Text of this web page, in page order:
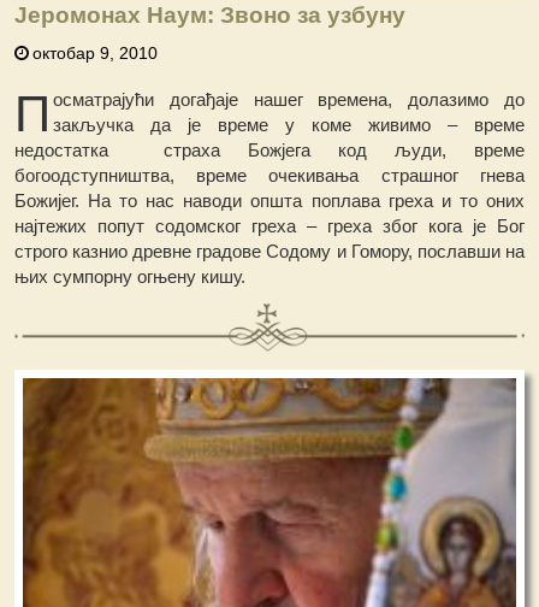
Јеромонах Наум: Звоно за узбуну
октобар 9, 2010
П осматрајући догађаје нашег времена, долазимо до
закључка да је време у коме живимо – време
недостатка страха Божјега код људи, време
богоодступништва, време очекивања страшног гнева
Божијег. На то нас наводи општа поплава греха и то оних
најтежих попут содомског греха – греха због кога је Бог
строго казнио древне градове Содому и Гомору, пославши на
њих сумпорну огњену кишу.